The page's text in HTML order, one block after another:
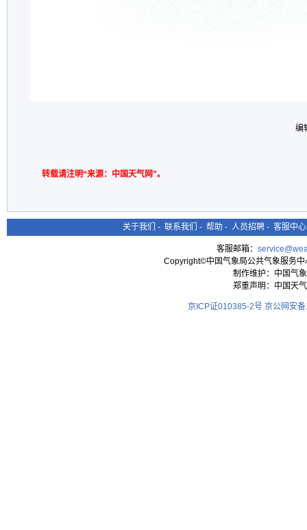
编
转载请注明“来源：中国天气网”。
关于我们 - 联系我们 - 帮助 - 人员招聘 - 客服中心
客服邮箱：
Copyright©中国气象局公共气象服务
制作维护：中国气
郑重声明：中国天
京ICP证010385-2号 京公网安